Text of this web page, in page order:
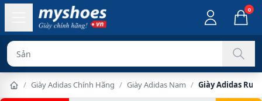
0
Sản phẩm chính
/ Giày Adidas Chính Hãng / Giày Adidas Nam / Giày Adidas